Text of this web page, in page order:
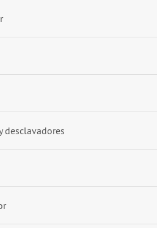
desclavadores